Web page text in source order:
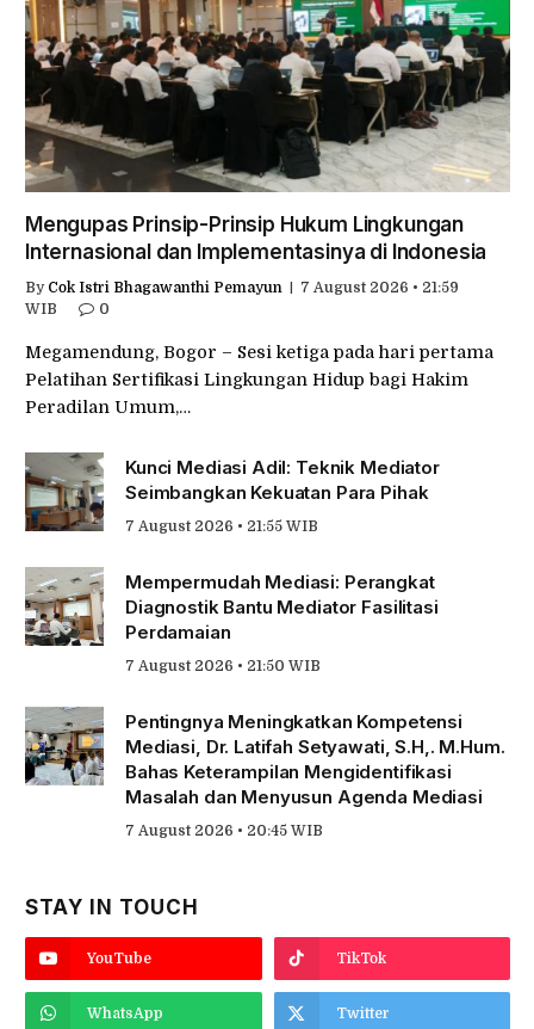
Mengupas Prinsip-Prinsip Hukum Lingkungan
Internasional dan Implementasinya di Indonesia
By Cok Istri Bhagawanthi Pemayun
7 August 2026 • 21:59
WIB
0
Megamendung, Bogor – Sesi ketiga pada hari pertama
Pelatihan Sertifikasi Lingkungan Hidup bagi Hakim
Peradilan Umum,…
Kunci Mediasi Adil: Teknik Mediator
Seimbangkan Kekuatan Para Pihak
7 August 2026 • 21:55 WIB
Mempermudah Mediasi: Perangkat
Diagnostik Bantu Mediator Fasilitasi
Perdamaian
7 August 2026 • 21:50 WIB
Pentingnya Meningkatkan Kompetensi
Mediasi, Dr. Latifah Setyawati, S.H,. M.Hum.
Bahas Keterampilan Mengidentifikasi
Masalah dan Menyusun Agenda Mediasi
7 August 2026 • 20:45 WIB
STAY IN TOUCH
YouTube TikTok
WhatsApp Twitter